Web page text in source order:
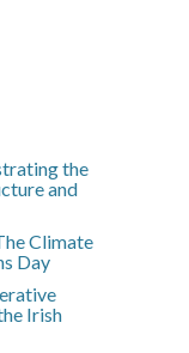
the
and
Climate
Day
Irish